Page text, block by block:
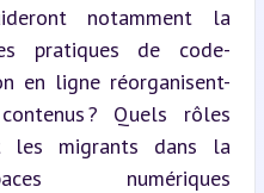
notamment la
pratiques de code-
en ligne réorganisent-
? Quels rôles
les migrants dans la
numériques